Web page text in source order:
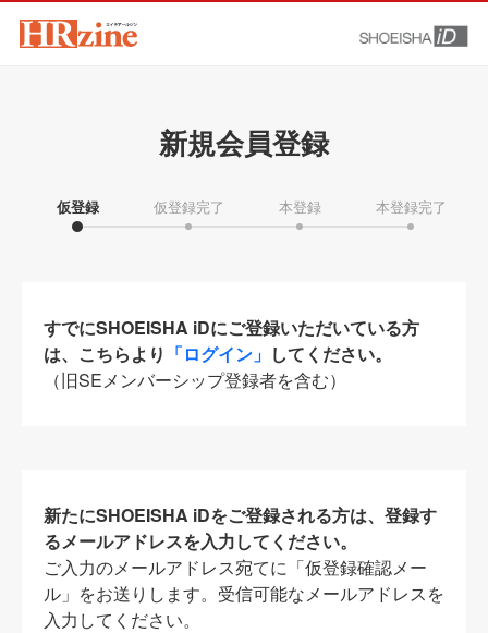
新規会員登録
仮登録 仮登録完了 本登録 本登録完了
すでにSHOEISHA iDにご登録いただいている方
は、こちらより 「ログイン」 してください。
（旧SEメンバーシップ登録者を含む）
新たにSHOEISHA iDをご登録される方は、登録す
るメールアドレスを入力してください。
ご入力のメールアドレス宛てに「仮登録確認メー
ル」をお送りします。受信可能なメールアドレスを
入力してください。